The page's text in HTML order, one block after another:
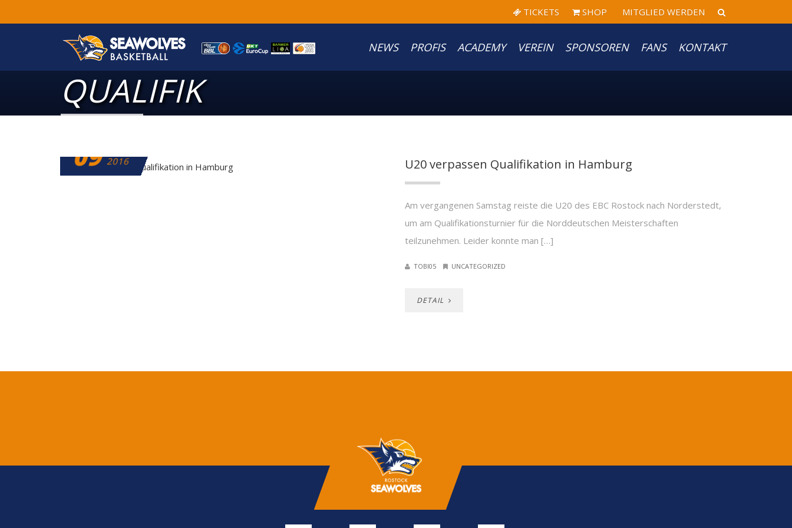
TICKETS SHOP MITGLIED WERDEN
NEWS PROFIS ACADEMY VEREIN SPONSOREN FANS KONTAKT
QUALIFIK
09 2016
U20 verpassen Qualifikation in Hamburg
Am vergangenen Samstag reiste die U20 des EBC Rostock nach Norderstedt,
um am Qualifikationsturnier für die Norddeutschen Meisterschaften
teilzunehmen. Leider konnte man […]
TOBI05 UNCATEGORIZED
DETAIL